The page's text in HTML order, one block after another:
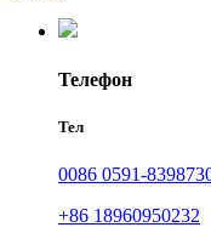
Телефон
Тел
0086 0591-
+86 18960950232